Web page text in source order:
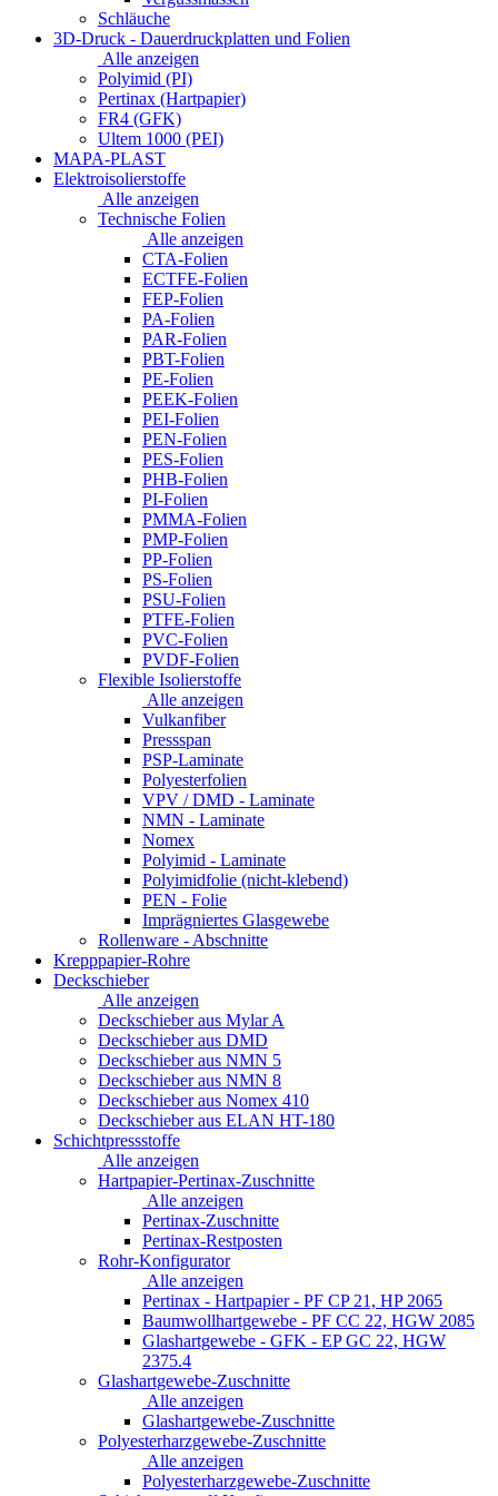
Schläuche
3D-Druck - Dauerdruckplatten und Folien
Alle anzeigen
Polyimid (PI)
Pertinax (Hartpapier)
FR4 (GFK)
Ultem 1000 (PEI)
MAPA-PLAST
Elektroisolierstoffe
Alle anzeigen
Technische Folien
Alle anzeigen
CTA-Folien
ECTFE-Folien
FEP-Folien
PA-Folien
PAR-Folien
PBT-Folien
PE-Folien
PEEK-Folien
PEI-Folien
PEN-Folien
PES-Folien
PHB-Folien
PI-Folien
PMMA-Folien
PMP-Folien
PP-Folien
PS-Folien
PSU-Folien
PTFE-Folien
PVC-Folien
PVDF-Folien
Flexible Isolierstoffe
Alle anzeigen
Vulkanfiber
Pressspan
PSP-Laminate
Polyesterfolien
VPV / DMD - Laminate
NMN - Laminate
Nomex
Polyimid - Laminate
Polyimidfolie (nicht-klebend)
PEN - Folie
Imprägniertes Glasgewebe
Rollenware - Abschnitte
Krepppapier-Rohre
Deckschieber
Alle anzeigen
Deckschieber aus Mylar A
Deckschieber aus DMD
Deckschieber aus NMN 5
Deckschieber aus NMN 8
Deckschieber aus Nomex 410
Deckschieber aus ELAN HT-180
Schichtpressstoffe
Alle anzeigen
Hartpapier-Pertinax-Zuschnitte
Alle anzeigen
Pertinax-Zuschnitte
Pertinax-Restposten
Rohr-Konfigurator
Alle anzeigen
Pertinax - Hartpapier - PF CP 21, HP 2065
Baumwollhartgewebe - PF CC 22, HGW 2085
Glashartgewebe - GFK - EP GC 22, HGW
2375.4
Glashartgewebe-Zuschnitte
Alle anzeigen
Glashartgewebe-Zuschnitte
Polyesterharzgewebe-Zuschnitte
Alle anzeigen
Polyesterharzgewebe-Zuschnitte